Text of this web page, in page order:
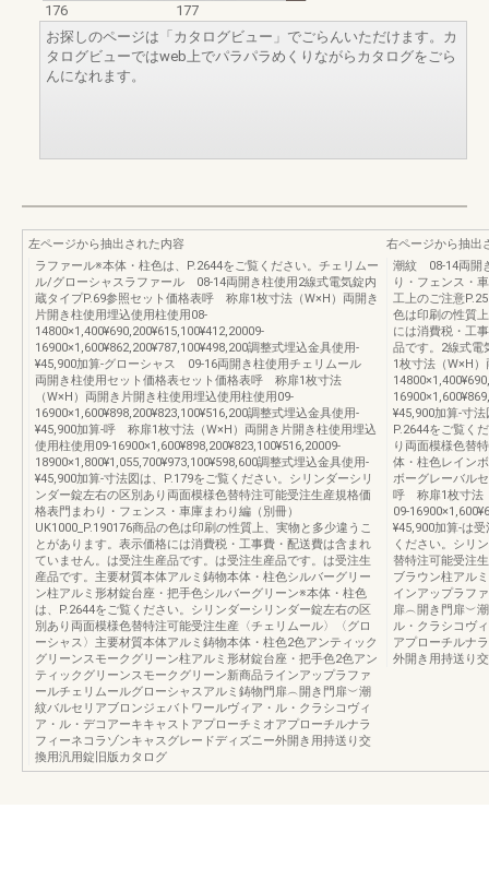
176
177
お探しのページは「カタログビュー」でごらんいただけます。カ
タログビューではweb上でパラパラめくりながらカタログをごら
んになれます。
左ページから抽出された内容
ラファール※本体・柱色は、P.2644をご覧ください。チェリムー
ル/グローシャスラファール 08-14両開き柱使用2線式電気錠内
蔵タイプP.69参照セット価格表呼 称扉1枚寸法（W×H）両開き
片開き柱使用埋込使用柱使用08-
14800×1,400¥690,200¥615,100¥412,20009-
16900×1,600¥862,200¥787,100¥498,200調整式埋込金具使用-
¥45,900加算-グローシャス 09-16両開き柱使用チェリムール
両開き柱使用セット価格表セット価格表呼 称扉1枚寸法
（W×H）両開き片開き柱使用埋込使用柱使用09-
16900×1,600¥898,200¥823,100¥516,200調整式埋込金具使用-
¥45,900加算-呼 称扉1枚寸法（W×H）両開き片開き柱使用埋込
使用柱使用09-16900×1,600¥898,200¥823,100¥516,20009-
18900×1,800¥1,055,700¥973,100¥598,600調整式埋込金具使用-
¥45,900加算-寸法図は、P.179をご覧ください。シリンダーシリ
ンダー錠左右の区別あり両面模様色替特注可能受注生産規格価
格表門まわり・フェンス・車庫まわり編（別冊）
UK1000_P.190176商品の色は印刷の性質上、実物と多少違うこ
とがあります。表示価格には消費税・工事費・配送費は含まれ
ていません。は受注生産品です。は受注生産品です。は受注生
産品です。主要材質本体アルミ鋳物本体・柱色シルバーグリー
ン柱アルミ形材錠台座・把手色シルバーグリーン※本体・柱色
は、P.2644をご覧ください。シリンダーシリンダー錠左右の区
別あり両面模様色替特注可能受注生産〈チェリムール〉〈グロ
ーシャス〉主要材質本体アルミ鋳物本体・柱色2色アンティック
グリーンスモークグリーン柱アルミ形材錠台座・把手色2色アン
ティックグリーンスモークグリーン新商品ラインアップラファ
ールチェリムールグローシャスアルミ鋳物門扉︵開き門扉︶潮
紋バルセリアブロンジェバトワールヴィア・ル・クラシコヴィ
ア・ル・デコアーキキャストアプローチミオアプローチルナラ
フィーネコラゾンキャスグレードディズニー外開き用持送り交
換用汎用錠旧版カタログ
右ページから抽出
潮紋 08-14両開
り・フェンス・
工上のご注意
色は印刷の性質
には消費税・工
品です。2線式
1枚寸法（W×H
¥45,900加算-寸
P.2644をご覧く
り両面模様色替
体・柱色レイン
ボーグレーバル
呼 称扉1枚寸法
09-
¥45,900加算-は
ください。シリ
替特注可能受注
ブラウン柱アル
インアップラフ
扉︵開き門扉︶
ル・クラシコヴ
アプローチルナ
外開き用持送り